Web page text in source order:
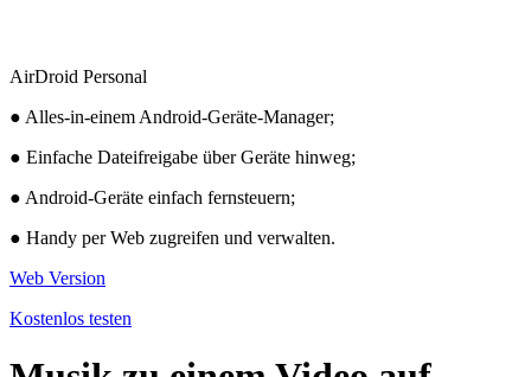
AirDroid Personal
● Alles-in-einem Android-Geräte-Manager;
● Einfache Dateifreigabe über Geräte hinweg;
● Android-Geräte einfach fernsteuern;
● Handy per Web zugreifen und verwalten.
Web Version
Kostenlos testen